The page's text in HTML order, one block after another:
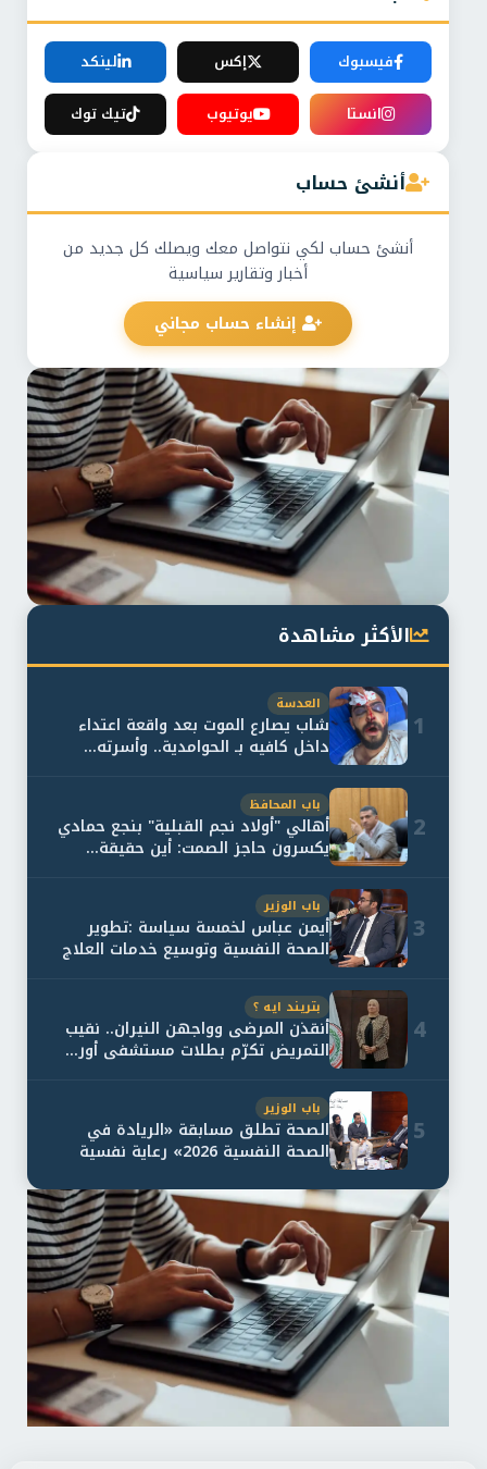
فيسبوك إكس
لينكد
انستا
يوتيوب تيك توك
أنشئ حساب
أنشئ حساب لكي نتواصل معك ويصلك كل جديد من
أخبار وتقارير سياسية
إنشاء حساب مجاني
الأكثر مشاهدة
1
العدسة
شاب يصارع الموت بعد واقعة اعتداء
داخل كافيه بـ الحوامدية.. وأسرته...
2
باب المحافظ
أهالي "أولاد نجم القبلية" بنجع حمادي
يكسرون حاجز الصمت: أين حقيقة...
3
باب الوزير
أيمن عباس لخمسة سياسة :تطوير
الصحة النفسية وتوسيع خدمات العلاج
4
بتريند ايه ؟
أنقذن المرضى وواجهن النيران.. نقيب
التمريض تكرّم بطلات مستشفى أور...
5
باب الوزير
الصحة تطلق مسابقة «الريادة في
الصحة النفسية 2026» رعاية نفسية